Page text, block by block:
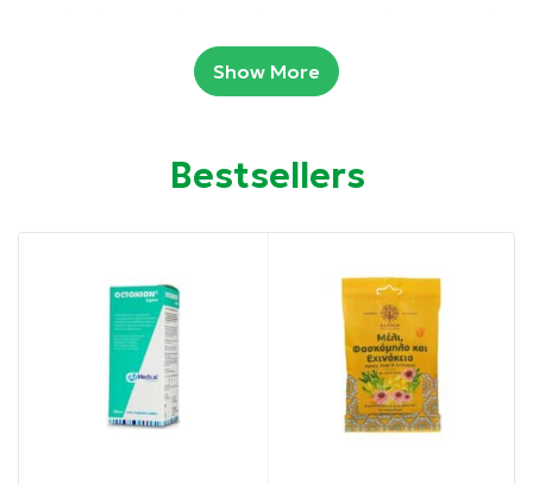
που έχουν κατηγορηθεί για αρνητικές επιδράσεις
στην υγεία ή το περιβάλλον.
Μαλακώνουν το λαιμό
Καταπραΰνουν το βήχα
Απελευθερώνουν την αναπνοή
Show More
Bestsellers